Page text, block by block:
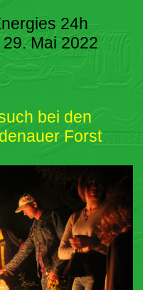
24h
Mai 2022
bei den
Forst